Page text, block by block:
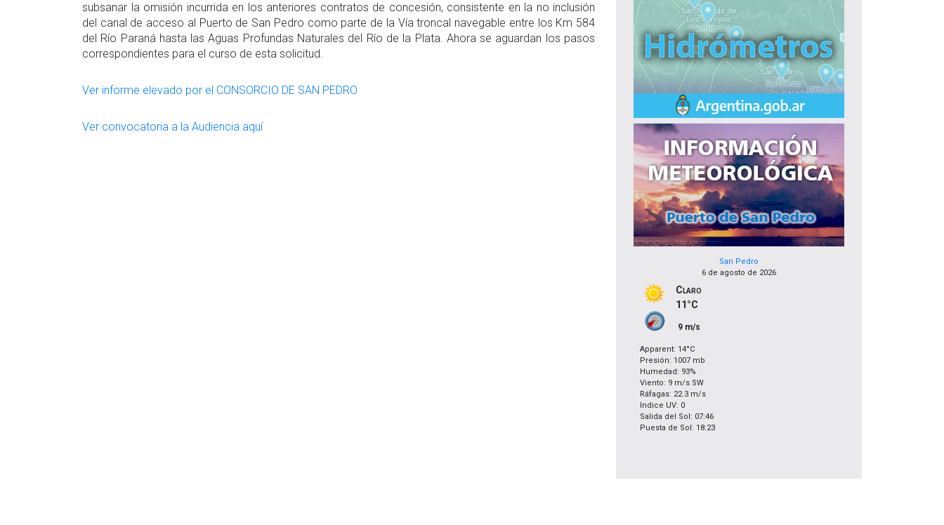
subsanar la omisión incurrida en los anteriores contratos de concesión, consistente en la no inclusión
del canal de acceso al Puerto de San Pedro como parte de la Vía troncal navegable entre los Km 584
del Río Paraná hasta las Aguas Profundas Naturales del Río de la Plata. Ahora se aguardan los pasos
correspondientes para el curso de esta solicitud.
Ver informe elevado por el CONSORCIO DE SAN PEDRO
Ver convocatoria a la Audiencia aquí
San Pedro
6 de agosto de 2026
Claro
11°C
9 m/s
Apparent: 14°C
Presión: 1007 mb
Humedad: 93%
Viento: 9 m/s SW
Ráfagas: 22.3 m/s
Indice UV: 0
Salida del Sol: 07:46
Puesta de Sol: 18:23